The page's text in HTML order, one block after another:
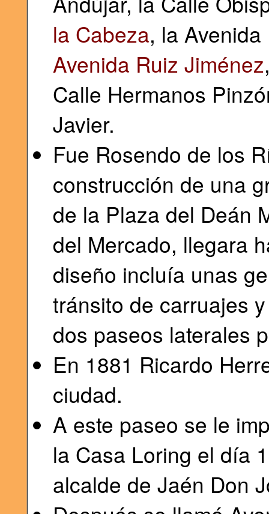
la Cabeza, la
Avenida Ruiz Jiménez
Calle Hermanos
Javier.
Fue Rosendo de los
construcción de una
de la Plaza del Deán
del Mercado, llegara
diseño incluía unas
tránsito de carruajes
dos paseos laterales
En 1881 Ricardo
ciudad.
A este paseo se le
la Casa Loring el día
alcalde de Jaén Don